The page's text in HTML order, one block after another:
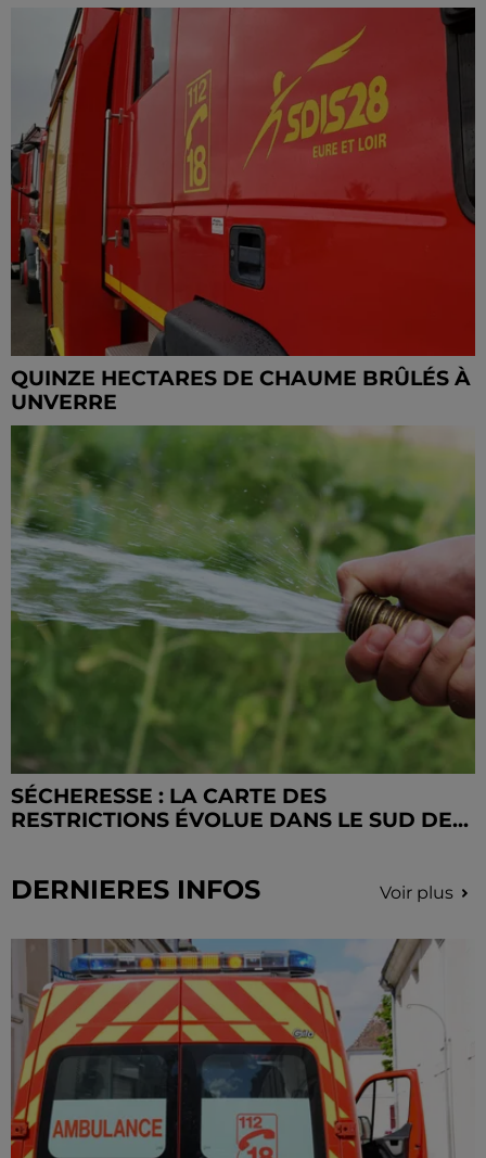
QUINZE HECTARES DE CHAUME BRÛLÉS À
UNVERRE
SÉCHERESSE : LA CARTE DES
RESTRICTIONS ÉVOLUE DANS LE SUD DE...
DERNIERES INFOS Voir plus